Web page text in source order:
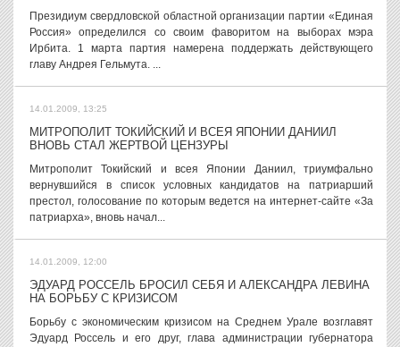
Президиум свердловской областной организации партии «Единая
Россия» определился со своим фаворитом на выборах мэра
Ирбита. 1 марта партия намерена поддержать действующего
главу Андрея Гельмута. ...
14.01.2009, 13:25
МИТРОПОЛИТ ТОКИЙСКИЙ И ВСЕЯ ЯПОНИИ ДАНИИЛ
ВНОВЬ СТАЛ ЖЕРТВОЙ ЦЕНЗУРЫ
Митрополит Токийский и всея Японии Даниил, триумфально
вернувшийся в список условных кандидатов на патриарший
престол, голосование по которым ведется на интернет-сайте «За
патриарха», вновь начал...
14.01.2009, 12:00
ЭДУАРД РОССЕЛЬ БРОСИЛ СЕБЯ И АЛЕКСАНДРА ЛЕВИНА
НА БОРЬБУ С КРИЗИСОМ
Борьбу с экономическим кризисом на Среднем Урале возглавят
Эдуард Россель и его друг, глава администрации губернатора